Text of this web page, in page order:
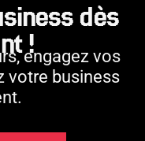
dès
!
engagez vos
votre business